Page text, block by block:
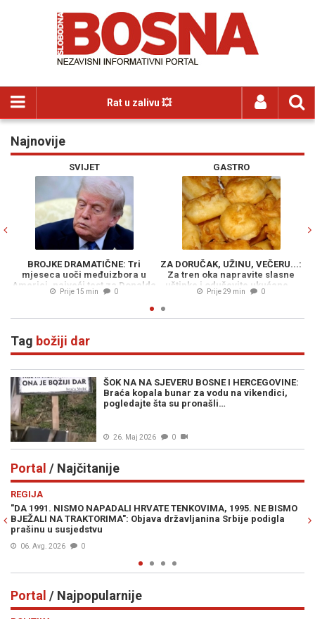
Rat u zalivu 💥
Najnovije
SVIJET
BROJKE DRAMATIČNE: Tri
mjeseca uoči međuizbora u
Americi, najveći test za Donalda
Trumpa...
Prije 15 min 0
GASTRO
ZA DORUČAK, UŽINU, VEČERU...:
Za tren oka napravite slasne
uštipke i oduševite ukućane...
Prije 29 min 0
Tag božiji dar
ŠOK NA NA SJEVERU BOSNE I HERCEGOVINE:
Braća kopala bunar za vodu na vikendici,
pogledajte šta su pronašli…
26. Maj 2026 0
Portal / Najčitanije
REGIJA
"DA 1991. NISMO NAPADALI HRVATE TENKOVIMA, 1995. NE BISMO
BJEŽALI NA TRAKTORIMA": Objava državljanina Srbije podigla
prašinu u susjedstvu
06. Avg. 2026 0
Portal / Najpopularnije